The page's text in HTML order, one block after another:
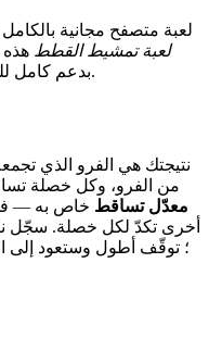
لعبة متصفح مجانية
لعبة تمشيط القطط هذه
بدعم كامل للمس — وتبدأ الجولة في أقل من دقيقة.
نتيجتك هي الفرو الذي
من الفرو، وكل خصلة
معدّل تساقط خاص به — في
أخرى تكدّ لكل خصلة. سجّل
؛ توقّف أطول وستعود إلى